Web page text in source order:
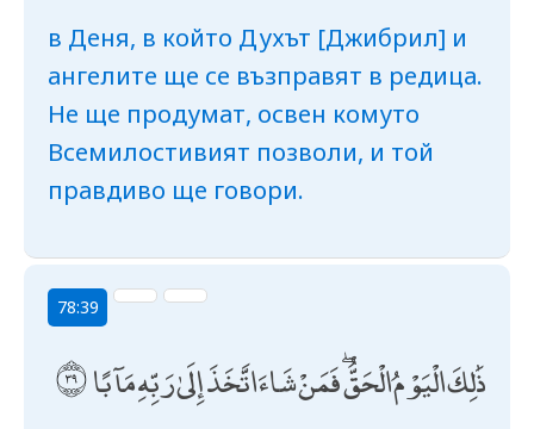
в Деня, в който Духът [Джибрил] и
ангелите ще се възправят в редица.
Не ще продумат, освен комуто
Всемилостивият позволи, и той
правдиво ще говори.
78:39
ذَٰلِكَ الْيَوْمُ الْحَقُّ ۖ فَمَنْ شَاءَ اتَّخَذَ إِلَىٰ رَبِّهِ مَآبًا